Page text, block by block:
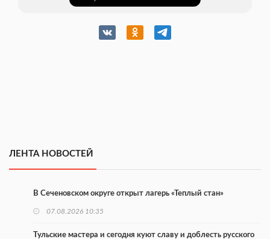
ЛЕНТА НОВОСТЕЙ
В Сеченовском округе открыт лагерь «Теплый стан»
07.08.2026 10:35
Тульские мастера и сегодня куют славу и доблесть русского